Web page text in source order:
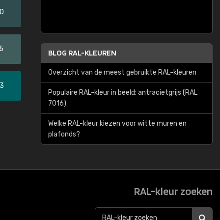
BLOG RAL-KLEUREN
Overzicht van de meest gebruikte RAL-kleuren
Populaire RAL-kleur in beeld: antracietgrijs (RAL
7016)
Welke RAL-kleur kiezen voor witte muren en
plafonds?
RAL-kleur zoeken